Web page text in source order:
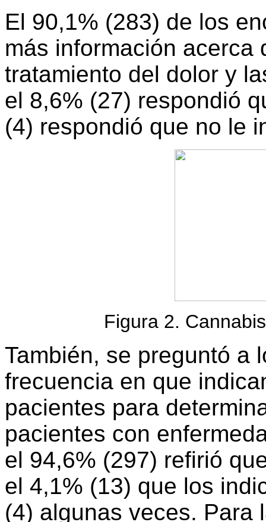
El 90,1% (283) de los
más información acerca
tratamiento del dolor y
el 8,6% (27) respondió
(4) respondió que no le
Figura 2.
También, se preguntó a
frecuencia en que
pacientes para
pacientes con
el 94,6% (297) refirió
el 4,1% (13) que los
(4) algunas veces. Para